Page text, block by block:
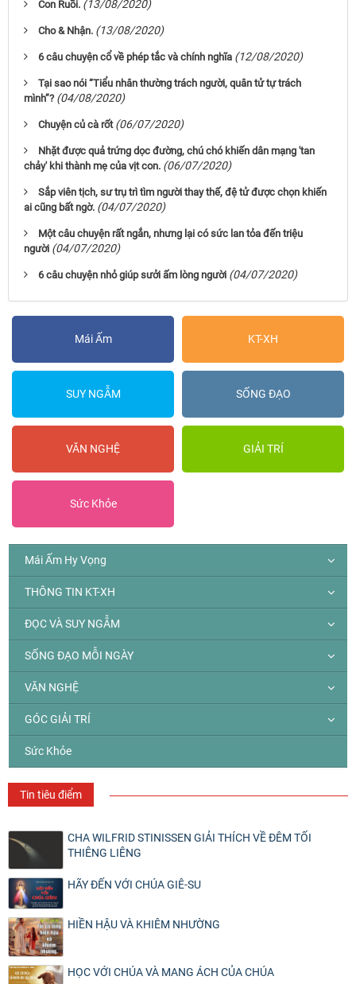
Con Ruồi. (13/08/2020)
Cho & Nhận. (13/08/2020)
6 câu chuyện cổ về phép tắc và chính nghĩa (12/08/2020)
Tại sao nói “Tiểu nhân thường trách người, quân tử tự trách
mình”? (04/08/2020)
Chuyện củ cà rốt (06/07/2020)
Nhặt được quả trứng dọc đường, chú chó khiến dân mạng 'tan
chảy' khi thành mẹ của vịt con. (06/07/2020)
Sắp viên tịch, sư trụ trì tìm người thay thế, đệ tử được chọn khiến
ai cũng bất ngờ. (04/07/2020)
Một câu chuyện rất ngắn, nhưng lại có sức lan tỏa đến triệu
người (04/07/2020)
6 câu chuyện nhỏ giúp sưởi ấm lòng người (04/07/2020)
Mái Ấm KT-XH
SUY NGẪM SỐNG ĐẠO
VĂN NGHỆ GIẢI TRÍ
Sức Khỏe
Mái Ấm Hy Vọng
THÔNG TIN KT-XH
ĐỌC VÀ SUY NGẪM
SỐNG ĐẠO MỖI NGÀY
VĂN NGHỆ
GÓC GIẢI TRÍ
Sức Khỏe
Tin tiêu điểm
CHA WILFRID STINISSEN GIẢI THÍCH VỀ ĐÊM TỐI
THIÊNG LIÊNG
HÃY ĐẾN VỚI CHÚA GIÊ-SU
HIỀN HẬU VÀ KHIÊM NHƯỜNG
HỌC VỚI CHÚA VÀ MANG ÁCH CỦA CHÚA